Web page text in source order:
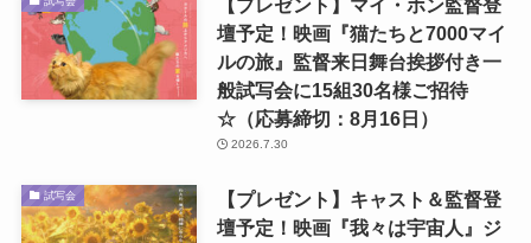
【プレゼント】マイ・ホン監督登
壇予定！映画『猫たちと7000マイ
ルの旅』監督来日舞台挨拶付き一
般試写会に15組30名様ご招待
☆（応募締切：8月16日）
2026.7.30
試写会
【プレゼント】キャスト＆監督登
壇予定！映画『我々は宇宙人』ジ